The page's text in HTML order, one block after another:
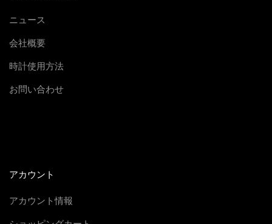
ニュース
会社概要
時計使用方法
お問い合わせ
アカウント
アカウント情報